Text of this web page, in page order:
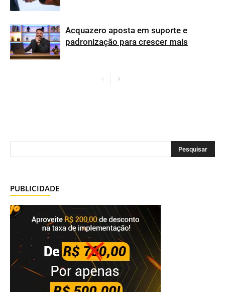
Acquazero aposta em suporte e
padronização para crescer mais
PUBLICIDADE